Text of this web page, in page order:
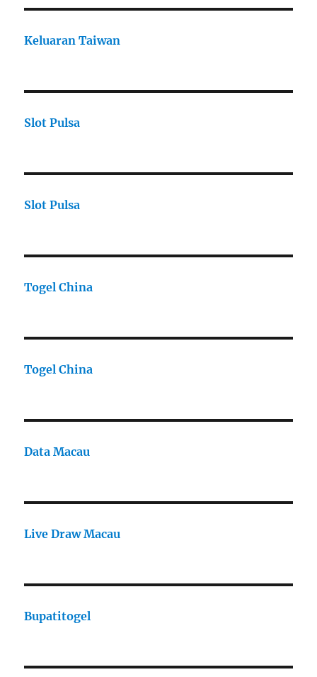
Keluaran Taiwan
Slot Pulsa
Slot Pulsa
Togel China
Togel China
Data Macau
Live Draw Macau
Bupatitogel